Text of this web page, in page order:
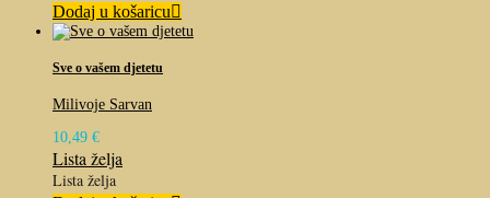
Dodaj u košaricu
Sve o vašem djetetu
Milivoje Sarvan
10,49 €
Lista želja
Lista želja